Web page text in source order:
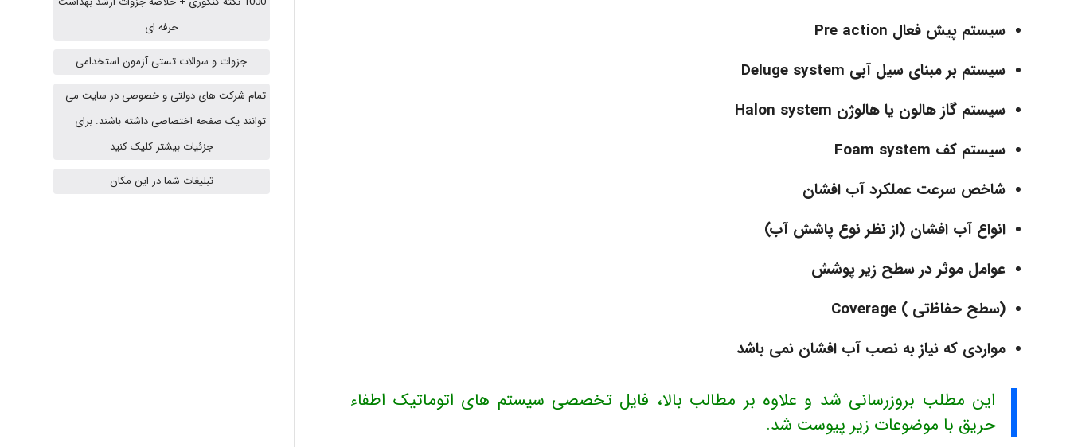
سیستم پیش فعال Pre action
سیستم بر مبنای سیل آبی Deluge system
سیستم گاز هالون یا هالوژن Halon system
سیستم کف Foam system
ﺷﺎﺧﺺ ﺳﺮﻋﺖ ﻋﻤﻠﻜﺮد ﺁب اﻓﺸﺎن
اﻧﻮاع ﺁب اﻓﺸﺎن (از ﻧﻈﺮ ﻧﻮع ﭘﺎﺷﺶ ﺁب)
ﻋﻮاﻣﻞ ﻣﻮﺛﺮ در ﺳﻄﺢ زﻳﺮ ﭘﻮﺷﺶ
(ﺳﻄﺢ ﺣﻔﺎﻇتی ) Coverage
ﻣﻮاردی که ﻧﻴﺎز ﺑﻪ ﻧﺼﺐ ﺁب اﻓﺸﺎن نمی باشد
این مطلب بروزرسانی شد و علاوه بر مطالب بالا، فایل تخصصی سیستم های اتوماتیک اطفاء
حریق با موضوعات زیر پیوست شد.
Alirez0990
USER124
حرفه ای
جزوات و سوالات تستی آزمون استخدامی
تمام شرکت های دولتی و خصوصی در سایت می
توانند یک صفحه اختصاصی داشته باشند. برای
جزئیات بیشتر کلیک کنید
تبلیغات شما در این مکان